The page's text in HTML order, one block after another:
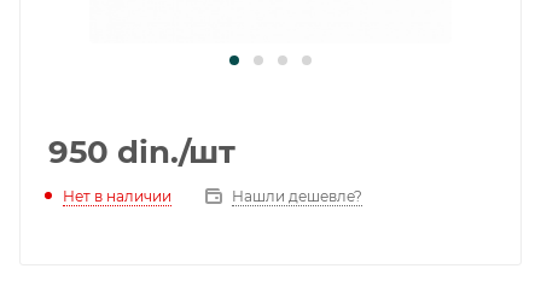
950 din./шт
Нет в наличии Нашли дешевле?